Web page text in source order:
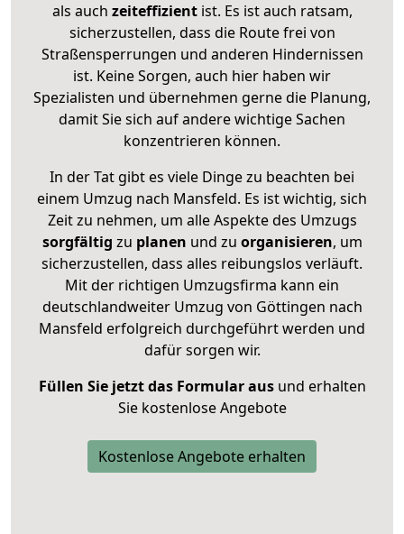
als auch zeiteffizientist. Es ist auch ratsam,
sicherzustellen, dass die Route frei von
Straßensperrungen und anderen Hindernissen
ist. Keine Sorgen, auch hier haben wir
Spezialisten und übernehmen gerne die Planung,
damit Sie sich auf andere wichtige Sachen
konzentrieren können.
In der Tat gibt es viele Dinge zu beachten bei
einem Umzug nach Mansfeld. Es ist wichtig, sich
Zeit zu nehmen, um alle Aspekte des Umzugs
sorgfältig zu planen und zu organisieren, um
sicherzustellen, dass alles reibungslos verläuft.
Mit der richtigen Umzugsfirma kann ein
deutschlandweiter Umzug von Göttingen nach
Mansfeld erfolgreich durchgeführt werden und
dafür sorgen wir.
Füllen Sie jetzt das Formular ausund erhalten
Sie kostenlose Angebote
Kostenlose Angebote erhalten